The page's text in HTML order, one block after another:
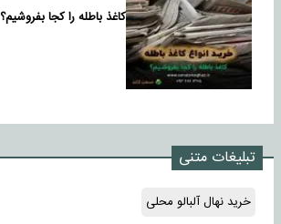
کاغذ باطله را کجا بفروشیم؟
تبلیغات متنی
خرید نهال آلبالو محلی